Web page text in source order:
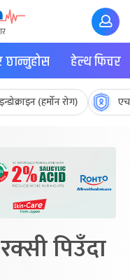
हेल्थ फिचर
इन्डोक्राइन (हर्मोन रोग)
पिउँदा